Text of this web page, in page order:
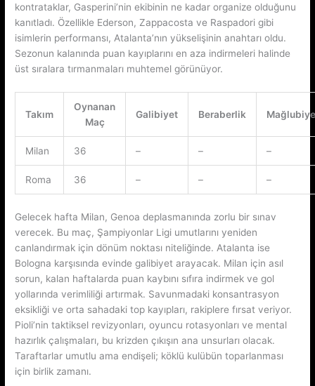
kontrataklar, Gasperini’nin ekibinin ne kadar organize olduğunu
kanıtladı. Özellikle Ederson, Zappacosta ve Raspadori gibi
isimlerin performansı, Atalanta’nın yükselişinin anahtarı oldu.
Sezonun kalanında puan kayıplarını en aza indirmeleri halinde
üst sıralara tırmanmaları muhtemel görünüyor.
Takım
Oynanan
Maç
Galibiyet Beraberlik
Milan 36 – – –
Roma 36 – – –
Gelecek hafta Milan, Genoa deplasmanında zorlu bir sınav
verecek. Bu maç, Şampiyonlar Ligi umutlarını yeniden
canlandırmak için dönüm noktası niteliğinde. Atalanta ise
Bologna karşısında evinde galibiyet arayacak. Milan için asıl
sorun, kalan haftalarda puan kaybını sıfıra indirmek ve gol
yollarında verimliliği artırmak. Savunmadaki konsantrasyon
eksikliği ve orta sahadaki top kayıpları, rakiplere fırsat veriyor.
Pioli’nin taktiksel revizyonları, oyuncu rotasyonları ve mental
hazırlık çalışmaları, bu krizden çıkışın ana unsurları olacak.
Taraftarlar umutlu ama endişeli; köklü kulübün toparlanması
için birlik zamanı.